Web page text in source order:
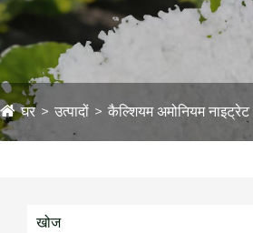
घर उत्पादों कैल्शियम अमोनियम नाइट्रेट